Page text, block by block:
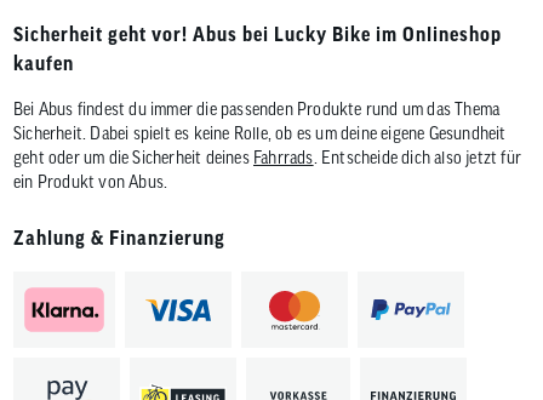
Sicherheit geht vor! Abus bei Lucky Bike im Onlineshop
kaufen
Bei Abus findest du immer die passenden Produkte rund um das Thema
Sicherheit. Dabei spielt es keine Rolle, ob es um deine eigene Gesundheit
geht oder um die Sicherheit deines Fahrrads . Entscheide dich also jetzt für
ein Produkt von Abus.
Zahlung & Finanzierung